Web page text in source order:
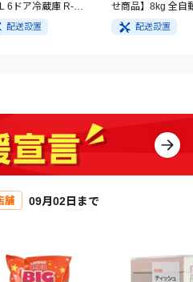
6ドア冷蔵庫 R-
ライトゴール
配送設置
せ商品】8kg 全自
洗濯機 NA-
イト
配送設置
舗 09月02日まで